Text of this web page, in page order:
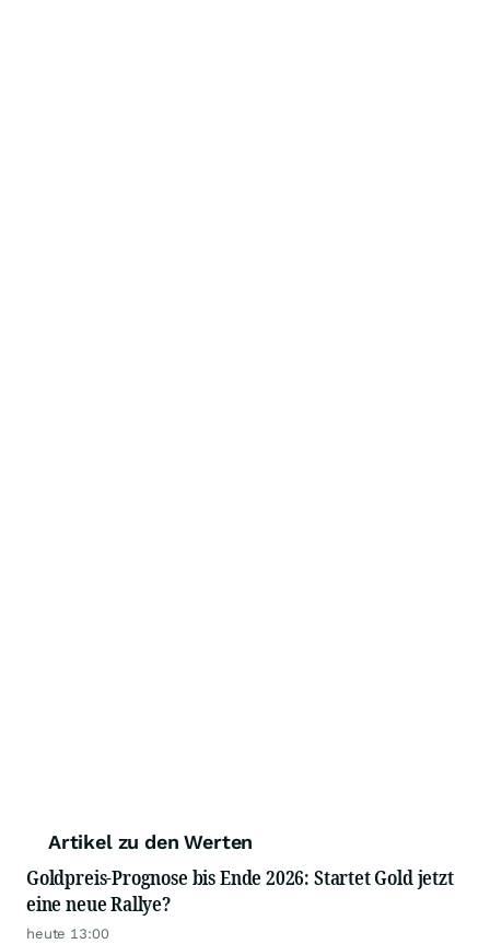
Artikel zu den Werten
Goldpreis-Prognose bis Ende 2026: Startet Gold jetzt
eine neue Rallye?
heute 13:00